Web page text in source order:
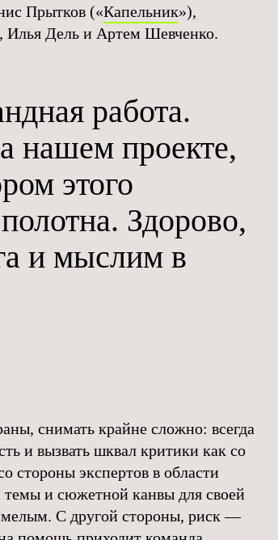
Прытков («Капельник»),
Илья Дель и Артем Шевченко.
работа.
нашем проекте,
этого
Здорово,
и мыслим в
снимать крайне сложно: всегда
и вызвать шквал критики как со
стороны экспертов в области
и сюжетной канвы для своей
С другой стороны, риск —